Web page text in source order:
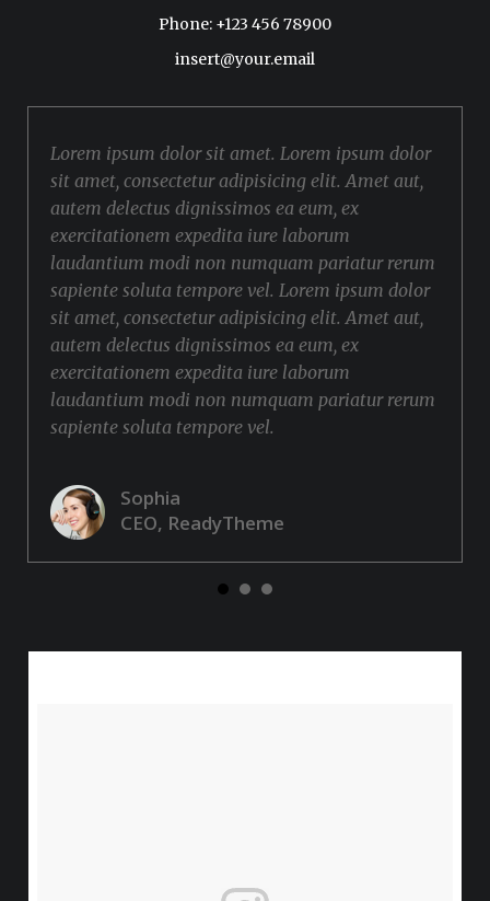
Phone: +123 456 78900
insert@your.email
Lorem ipsum dolor sit amet. Lorem ipsum dolor
sit amet, consectetur adipisicing elit. Amet aut,
autem delectus dignissimos ea eum, ex
exercitationem expedita iure laborum
laudantium modi non numquam pariatur rerum
sapiente soluta tempore vel. Lorem ipsum dolor
sit amet, consectetur adipisicing elit. Amet aut,
autem delectus dignissimos ea eum, ex
exercitationem expedita iure laborum
laudantium modi non numquam pariatur rerum
sapiente soluta tempore vel.
Sophia
CEO, ReadyTheme